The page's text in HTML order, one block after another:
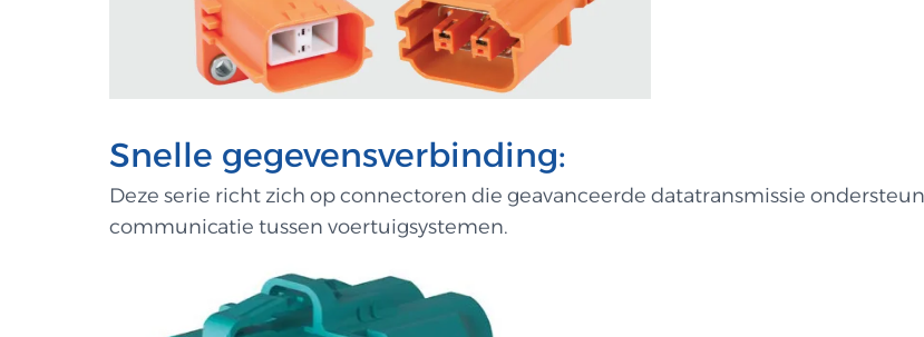
Snelle gegevensverbinding:
Deze serie richt zich op connectoren die geavanceerde datatransmissie
communicatie tussen voertuigsystemen.